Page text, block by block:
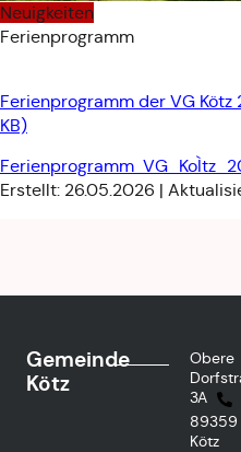
Neuigkeiten
Ferienprogramm
Ferienprogramm der VG
KB)
Erstellt: 26.05.2026 |
Gemeinde
Kötz
Obere
3A
89359
Kötz